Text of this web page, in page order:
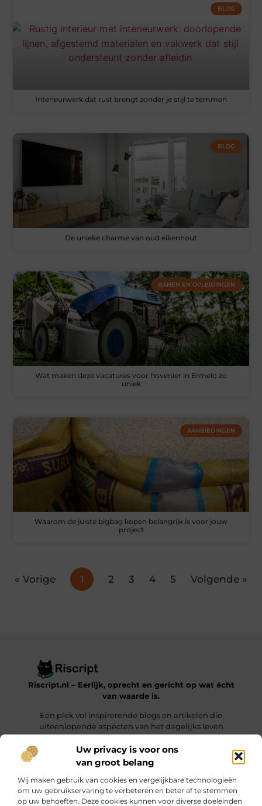
Uw privacy is voor ons
van groot belang
Wij maken gebruik van cookies en vergelijkbare technologieën
om uw gebruikservaring te verbeteren en beter af te stemmen
op uw behoeften. Deze cookies kunnen voor diverse doeleinden
BLOG
Interieurwerk dat rust brengt zonder je stijl te temmen
BLOG
De unieke charme van oud eikenhout
BANEN EN OPLEIDINGEN
Wat maken deze vacatures voor hovenier in Ermelo zo
uniek
AANBIEDINGEN
Waarom de juiste bigbag kopen belangrijk is voor jouw
project
« Vorige 1 2 3 4 5 Volgende »
Riscript.nl – Eerlijk, oprecht en gericht op wat écht
van waarde is.
Een plek vol inspirerende blogs en artikelen die
uiteenlopende aspecten van het dagelijks leven
behandelen.
Onze informatie